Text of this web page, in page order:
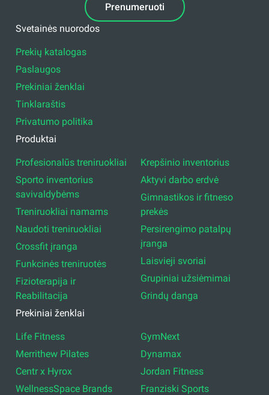
Prenumeruoti
Svetainės nuorodos
Prekių katalogas
Paslaugos
Prekiniai ženklai
Tinklaraštis
Privatumo politika
Produktai
Profesionalūs treniruokliai
Sporto inventorius
savivaldybėms
Treniruokliai namams
Naudoti treniruokliai
Crossfit įranga
Funkcinės treniruotės
Fizioterapija ir
Reabilitacija
Krepšinio inventorius
Aktyvi darbo erdvė
Gimnastikos ir fitneso
prekės
Persirengimo patalpų
įranga
Laisvieji svoriai
Grupiniai užsiėmimai
Grindų danga
Prekiniai ženklai
Life Fitness
Merrithew Pilates
Centr x Hyrox
WellnessSpace Brands
GymNext
Dynamax
Jordan Fitness
Franziski Sports